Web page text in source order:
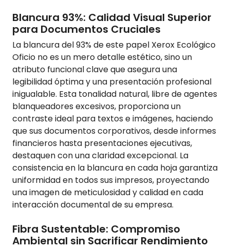
Blancura 93%: Calidad Visual Superior
para Documentos Cruciales
La blancura del 93% de este papel Xerox Ecológico
Oficio no es un mero detalle estético, sino un
atributo funcional clave que asegura una
legibilidad óptima y una presentación profesional
inigualable. Esta tonalidad natural, libre de agentes
blanqueadores excesivos, proporciona un
contraste ideal para textos e imágenes, haciendo
que sus documentos corporativos, desde informes
financieros hasta presentaciones ejecutivas,
destaquen con una claridad excepcional. La
consistencia en la blancura en cada hoja garantiza
uniformidad en todos sus impresos, proyectando
una imagen de meticulosidad y calidad en cada
interacción documental de su empresa.
Fibra Sustentable: Compromiso
Ambiental sin Sacrificar Rendimiento